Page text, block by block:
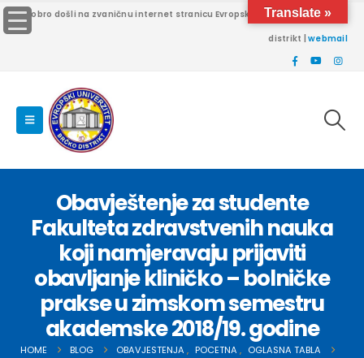
Dobro došli na zvaničnu internet stranicu Evropskog univerziteta Brčko
distrikt |webmail
Obavještenje za studente
Fakulteta zdravstvenih nauka
koji namjeravaju prijaviti
obavljanje kliničko – bolničke
prakse u zimskom semestru
akademske 2018/19. godine
HOME BLOG OBAVJESTENJA , POCETNA , OGLASNA TABLA
Translate »